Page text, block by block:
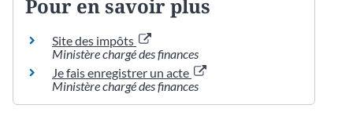
Pour en savoir plus
Site des impôts
Ministère chargé des finances
Je fais enregistrer un acte
Ministère chargé des finances